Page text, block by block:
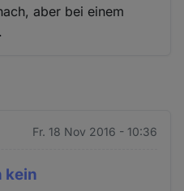
aber bei einem
Fr. 18 Nov 2016 - 10:36
kein